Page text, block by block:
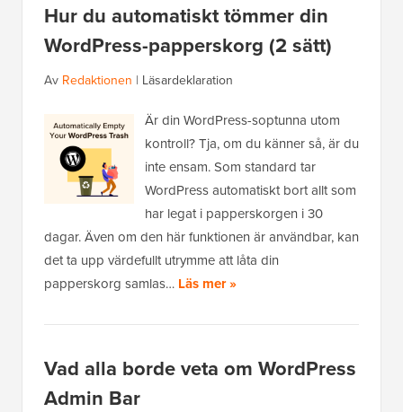
Hur du automatiskt tömmer din
WordPress-papperskorg (2 sätt)
Av Redaktionen | Läsardeklaration
Är din WordPress-soptunna utom
kontroll? Tja, om du känner så, är du
inte ensam. Som standard tar
WordPress automatiskt bort allt som
har legat i papperskorgen i 30
dagar. Även om den här funktionen är användbar, kan
det ta upp värdefullt utrymme att låta din
papperskorg samlas… Läs mer »
Vad alla borde veta om WordPress
Admin Bar